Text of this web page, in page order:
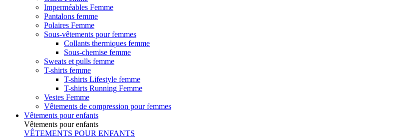
Imperméables Femme
Pantalons femme
Polaires Femme
Sous-vêtements pour femmes
Collants thermiques femme
Sous-chemise femme
Sweats et pulls femme
T-shirts femme
T-shirts Lifestyle femme
T-shirts Running Femme
Vestes Femme
Vêtements de compression pour femmes
Vêtements pour enfants
Vêtements pour enfants
VÊTEMENTS POUR ENFANTS